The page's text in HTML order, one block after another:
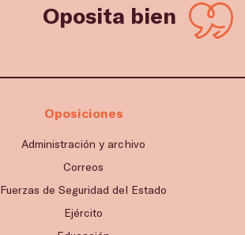
Oposita bien
Oposiciones
Administración y archivo
Correos
Fuerzas de Seguridad del Estado
Ejército